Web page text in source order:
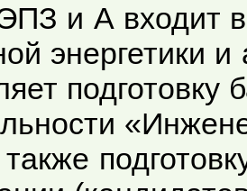
и А входит в
энергетики
подготовку